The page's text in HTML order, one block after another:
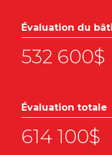
Évaluation du
532 600$
Évaluation totale
614 100$